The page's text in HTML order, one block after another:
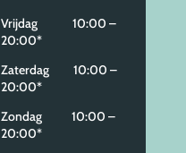
Vrijdag 10:00 –
20:00*
Zaterdag 10:00 –
20:00*
Zondag 10:00 –
20:00*